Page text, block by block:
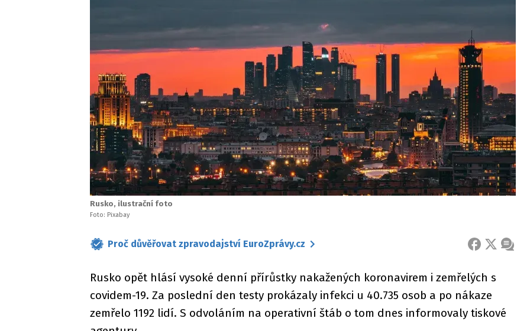
Rusko, ilustrační foto
Foto: Pixabay
Proč důvěřovat zpravodajství EuroZprávy.cz FACEBOOK
X
Rusko opět hlásí vysoké denní přírůstky nakažených koronavirem i zemřelých s
covidem-19. Za poslední den testy prokázaly infekci u 40.735 osob a po nákaze
zemřelo 1192 lidí. S odvoláním na operativní štáb o tom dnes informovaly tiskové